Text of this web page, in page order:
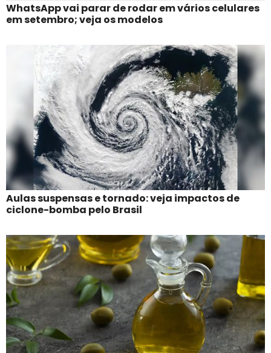
WhatsApp vai parar de rodar em vários celulares
em setembro; veja os modelos
Aulas suspensas e tornado: veja impactos de
ciclone-bomba pelo Brasil